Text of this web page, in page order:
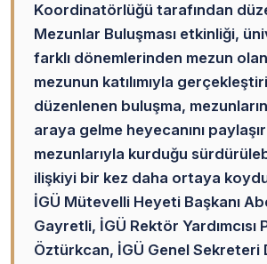
Koordinatörlüğü tarafından
Mezunlar Buluşması etkinliği,
farklı dönemlerinden mezun
mezunun katılımıyla
düzenlenen buluşma,
araya gelme heyecanını
mezunlarıyla kurduğu
ilişkiyi bir kez daha ortaya
İGÜ Mütevelli Heyeti Başkanı
Gayretli, İGÜ Rektör Yardımcısı
Öztürkcan, İGÜ Genel Sekreteri